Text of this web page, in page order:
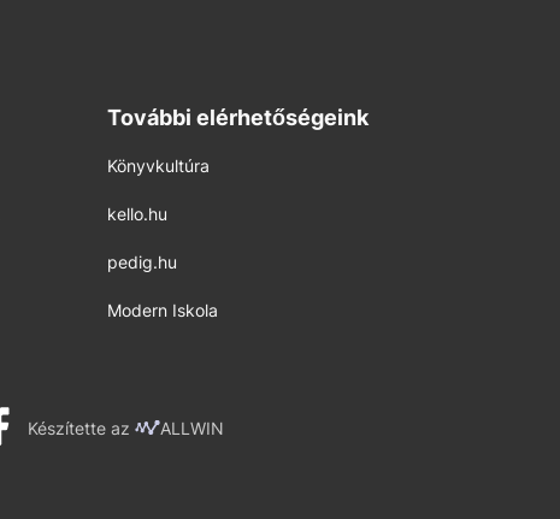
További elérhetőségeink
Könyvkultúra
kello.hu
pedig.hu
Modern Iskola
Készítette az ALLWIN